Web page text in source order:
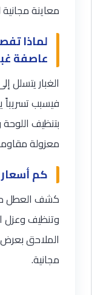
معاينة
لماذا
عاصفة
الغبار يتسلل
فيسبب
بتنظيف
معزولة
كم أسعار
الملاحق
مجانية.